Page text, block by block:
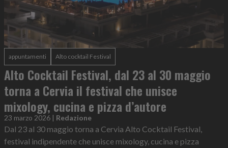
appuntamenti Alto cocktail Festival
Alto Cocktail Festival, dal 23 al 30 maggio
torna a Cervia il festival che unisce
mixology, cucina e pizza d’autore
23 marzo 2026 | Redazione
Dal 23 al 30 maggio torna a Cervia Alto Cocktail Festival,
festival indipendente che unisce mixology, cucina e pizza